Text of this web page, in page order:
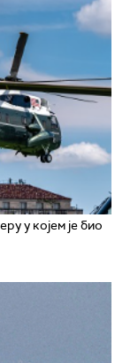
у којем је био